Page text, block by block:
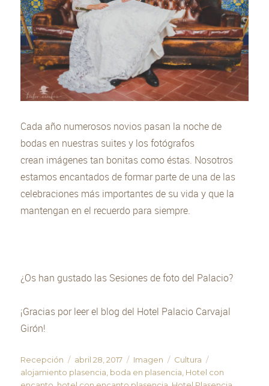
Cada año numerosos novios pasan la noche de
bodas en nuestras suites y los fotógrafos
crean imágenes tan bonitas como éstas. Nosotros
estamos encantados de formar parte de una de las
celebraciones más importantes de su vida y que la
mantengan en el recuerdo para siempre.
¿Os han gustado las Sesiones de foto del Palacio?
¡Gracias por leer el blog del Hotel Palacio Carvajal
Girón!
Autor
Recepción
Publicado
el
abril 28, 2017 Formato
Imagen Categorías
Cultura
alojamiento plasencia boda en plasencia Hotel con